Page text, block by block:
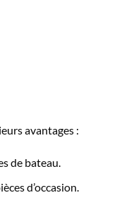
avantages :
de bateau.
d’occasion.